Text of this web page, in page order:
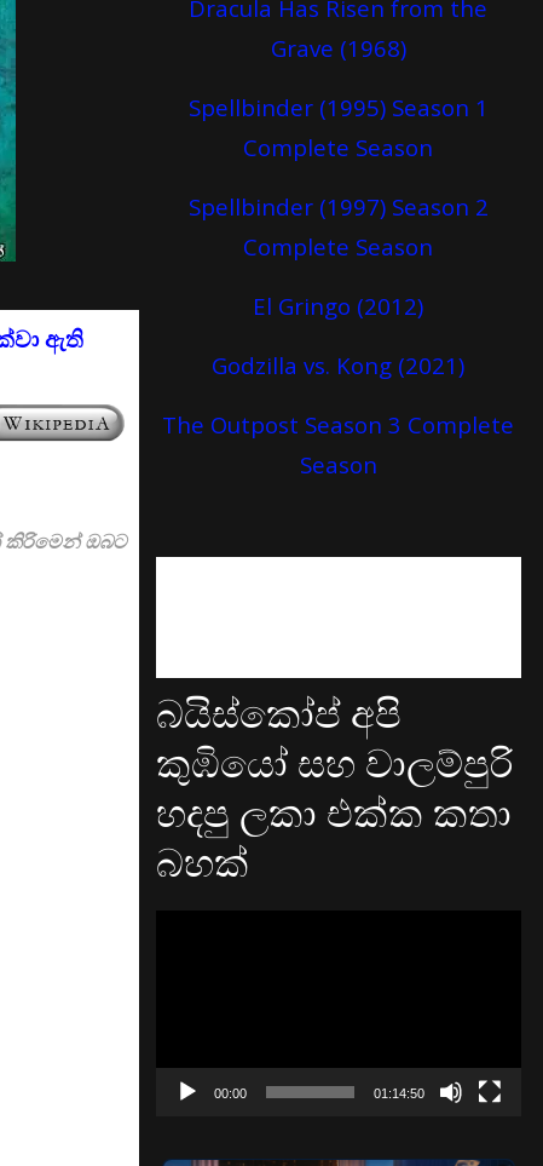
ඇති
කිරිමෙන් ඔබට
Dracula Has Risen from the
Grave (1968)
Spellbinder (1995) Season 1
Complete Season
Spellbinder (1997) Season 2
Complete Season
El Gringo (2012)
Godzilla vs. Kong (2021)
The Outpost Season 3 Complete
Season
බයිස්කෝප් අපි
කුඹියෝ සහ වාලම්පුරි
හදපු ලකා එක්ක කතා
බහක්
00:00 01:14:50